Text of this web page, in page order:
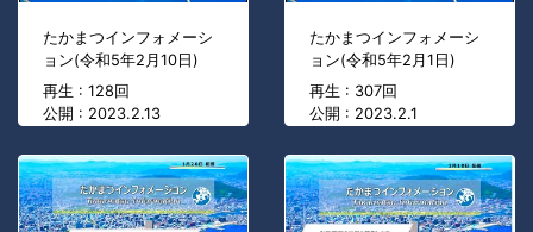
たかまつインフォメーシ
ョン(令和5年2月10日)
再生 : 128回
公開 : 2023.2.13
たかまつインフォメーシ
ョン(令和5年2月1日)
再生 : 307回
公開 : 2023.2.1